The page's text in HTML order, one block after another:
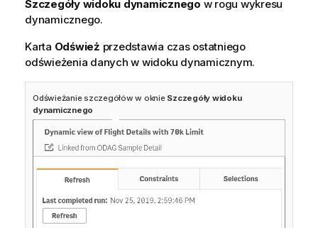
Szczegóły widoku dynamicznego w rogu wykresu
dynamicznego.
Karta Odśwież przedstawia czas ostatniego
odświeżenia danych w widoku dynamicznym.
Odświeżanie szczegółów w oknie Szczegóły widoku
dynamicznego